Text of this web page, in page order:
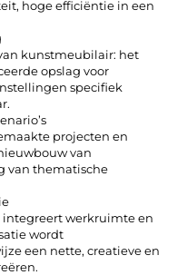
hoge efficiëntie in een
kunstmeubilair: het
opslag voor
specifiek
projecten en
van
van thematische
werkruimte en
wordt
een nette, creatieve en